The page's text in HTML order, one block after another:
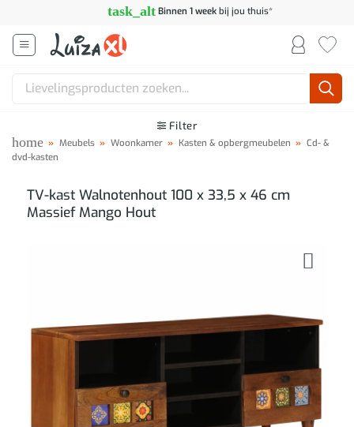
inhoud
task_alt Binnen 1 weekbij jou thuis*
Zoeken
Filter
home » Meubels » Woonkamer » Kasten & opbergmeubelen » Cd- &
dvd-kasten
TV-kast Walnotenhout 100 x 33,5 x 46 cm
Massief Mango Hout